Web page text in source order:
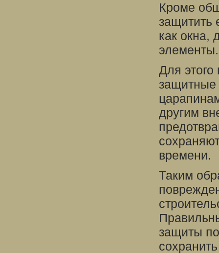
Кроме
защитить
как окна,
элементы.
Для
защитные
другим
времени.
Таким
защиты